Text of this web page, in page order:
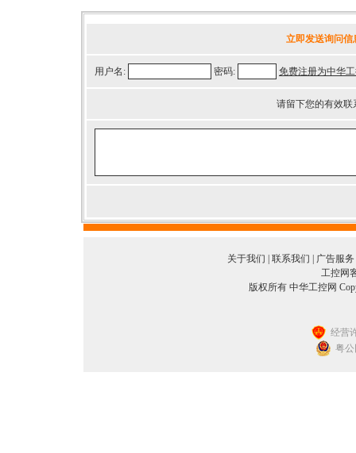
立即发送询问信
用户名: 密码: 免费注册为中华
请留下您的有效
关于我们 联系我们 广告服务
工控网
版权所有 中华工控网
经营
粤公